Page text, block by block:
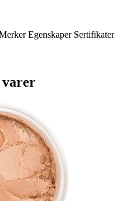
Egenskaper Sertifikater
varer